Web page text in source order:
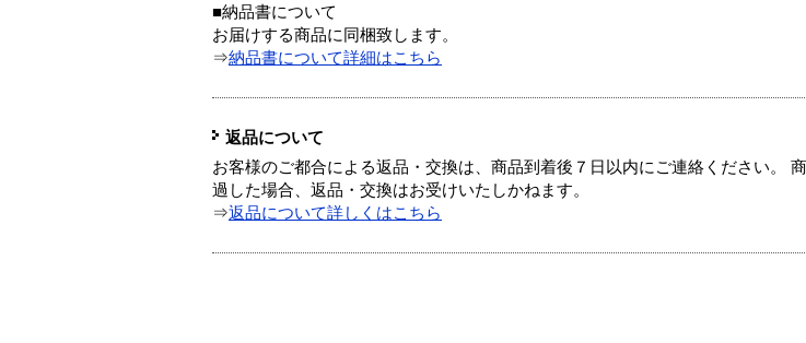
■納品書について
お届けする商品に同梱致します。
⇒納品書について詳細はこちら
返品について
お客様のご都合による返品・交換は、商品到着後７日以内にご連絡ください。
過した場合、返品・交換はお受けいたしかねます。
⇒返品について詳しくはこちら